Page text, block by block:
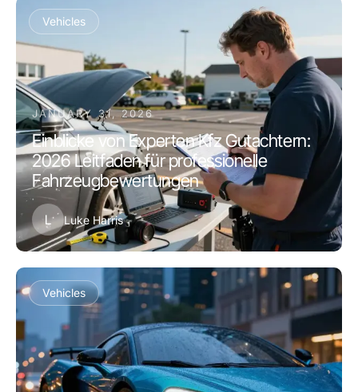
Vehicles
JANUARY 31, 2026
Einblicke von Experten Kfz Gutachtern:
2026 Leitfaden für professionelle
Fahrzeugbewertungen
L Luke Harris
Vehicles